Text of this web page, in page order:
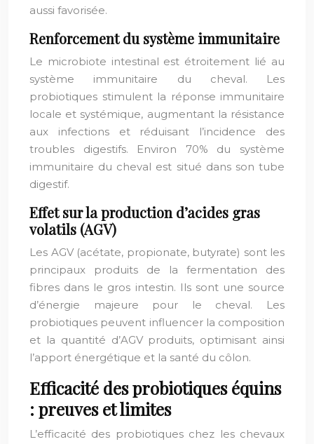
aussi favorisée.
Renforcement du système immunitaire
Le microbiote intestinal est étroitement lié au
système immunitaire du cheval. Les
probiotiques stimulent la réponse immunitaire
locale et systémique, augmentant la résistance
aux infections et réduisant l’incidence des
troubles digestifs. Environ 70% du système
immunitaire du cheval est situé dans son tube
digestif.
Effet sur la production d’acides gras
volatils (AGV)
Les AGV (acétate, propionate, butyrate) sont les
principaux produits de la fermentation des
fibres dans le gros intestin. Ils sont une source
d’énergie majeure pour le cheval. Les
probiotiques peuvent influencer la composition
et la quantité d’AGV produits, optimisant ainsi
l’apport énergétique et la santé du côlon.
Efficacité des probiotiques équins
: preuves et limites
L’efficacité des probiotiques chez les chevaux